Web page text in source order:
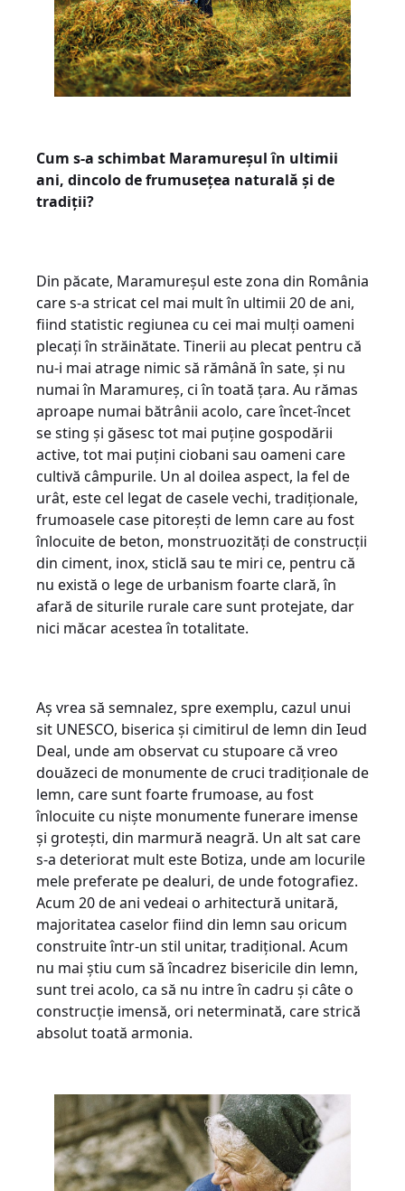
Cum s-a schimbat Maramureșul în ultimii
ani, dincolo de frumusețea naturală și de
tradiții?
Din păcate, Maramureșul este zona din România
care s-a stricat cel mai mult în ultimii 20 de ani,
fiind statistic regiunea cu cei mai mulți oameni
plecați în străinătate. Tinerii au plecat pentru că
nu-i mai atrage nimic să rămână în sate, și nu
numai în Maramureș, ci în toată țara. Au rămas
aproape numai bătrânii acolo, care încet-încet
se sting și găsesc tot mai puține gospodării
active, tot mai puțini ciobani sau oameni care
cultivă câmpurile. Un al doilea aspect, la fel de
urât, este cel legat de casele vechi, tradiționale,
frumoasele case pitorești de lemn care au fost
înlocuite de beton, monstruozități de construcții
din ciment, inox, sticlă sau te miri ce, pentru că
nu există o lege de urbanism foarte clară, în
afară de siturile rurale care sunt protejate, dar
nici măcar acestea în totalitate.
Aș vrea să semnalez, spre exemplu, cazul unui
sit UNESCO, biserica și cimitirul de lemn din Ieud
Deal, unde am observat cu stupoare că vreo
douăzeci de monumente de cruci tradiționale de
lemn, care sunt foarte frumoase, au fost
înlocuite cu niște monumente funerare imense
și grotești, din marmură neagră. Un alt sat care
s-a deteriorat mult este Botiza, unde am locurile
mele preferate pe dealuri, de unde fotografiez.
Acum 20 de ani vedeai o arhitectură unitară,
majoritatea caselor fiind din lemn sau oricum
construite într-un stil unitar, tradițional. Acum
nu mai știu cum să încadrez bisericile din lemn,
sunt trei acolo, ca să nu intre în cadru și câte o
construcție imensă, ori neterminată, care strică
absolut toată armonia.